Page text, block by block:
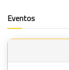
Eventos